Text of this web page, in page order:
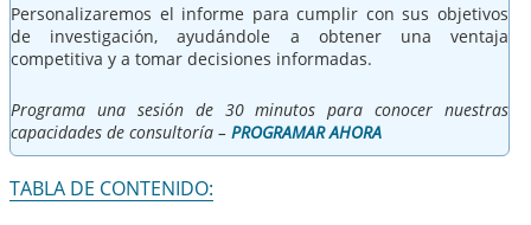
Personalizaremos el informe para cumplir con sus objetivos
de investigación, ayudándole a obtener una ventaja
competitiva y a tomar decisiones informadas.
Programa una sesión de 30 minutos para conocer nuestras
capacidades de consultoría – PROGRAMAR AHORA
TABLA DE CONTENIDO: